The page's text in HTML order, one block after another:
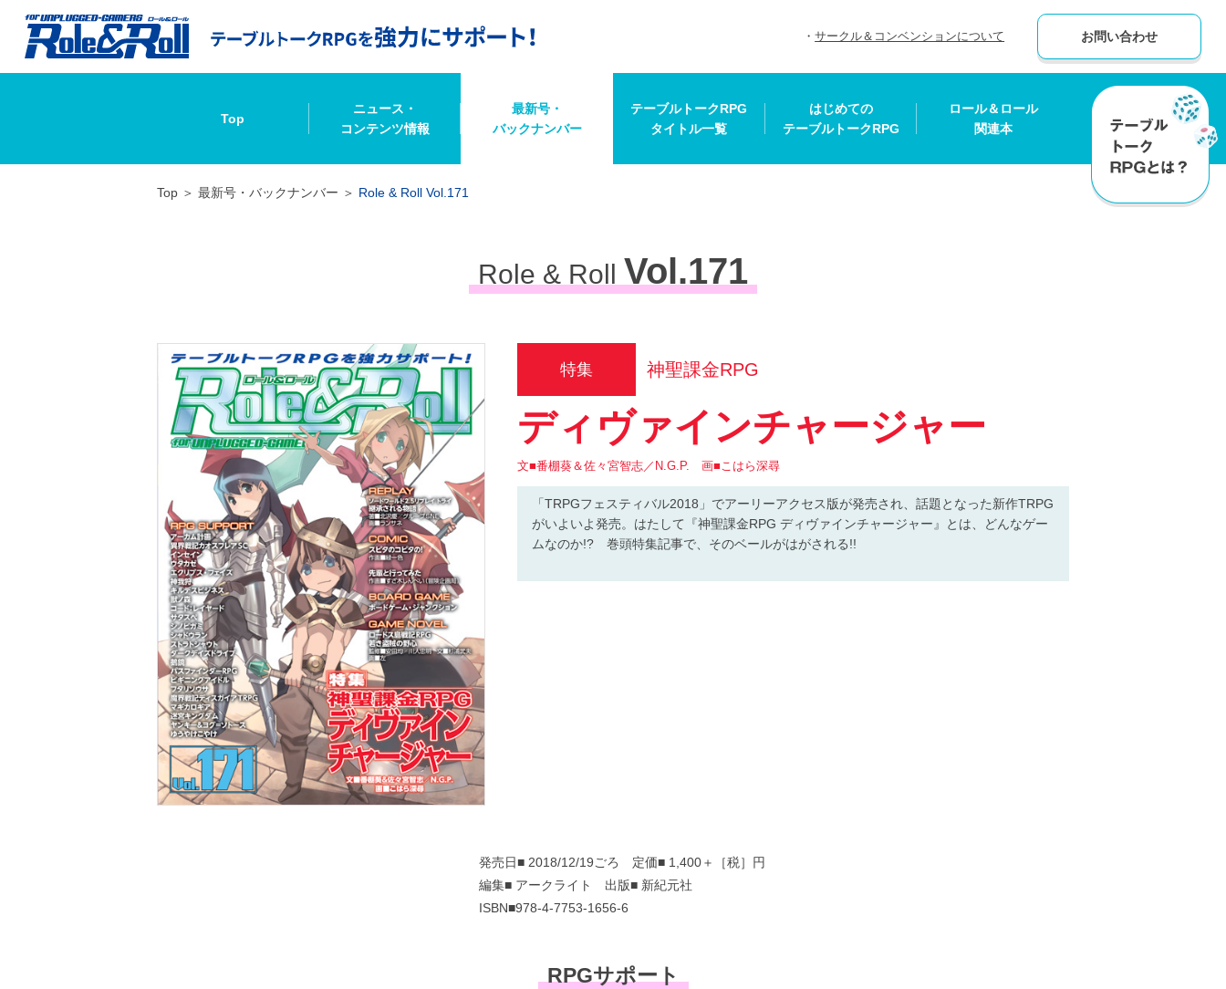
サークル＆コンベンションについて お問い合わせ
Top
ニュース・
コンテンツ情報
最新号・
バックナンバー
テーブルトークRPG
タイトル一覧
はじめての
テーブルトークRPG
ロール＆ロール
関連本
Top 最新号・バックナンバー Role & Roll Vol.171
Role & Roll Vol.171
特集 神聖課金RPG
ディヴァインチャージャー
文■番棚葵＆佐々宮智志／N.G.P. 画■こはら深尋
「TRPGフェスティバル2018」でアーリーアクセス版が発売され、話題となった新作TRPG
がいよいよ発売。はたして『神聖課金RPG ディヴァインチャージャー』とは、どんなゲー
ムなのか!? 巻頭特集記事で、そのベールがはがされる!!
発売日■ 2018/12/19ごろ 定価■ 1,400＋［税］円
編集■ アークライト 出版■ 新紀元社
ISBN■978-4-7753-1656-6
RPGサポート